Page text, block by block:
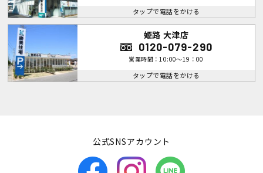
タップで電話をかける
姫路 大津店
0120-079-290
営業時間：10:00～19：00
タップで電話をかける
公式SNSアカウント